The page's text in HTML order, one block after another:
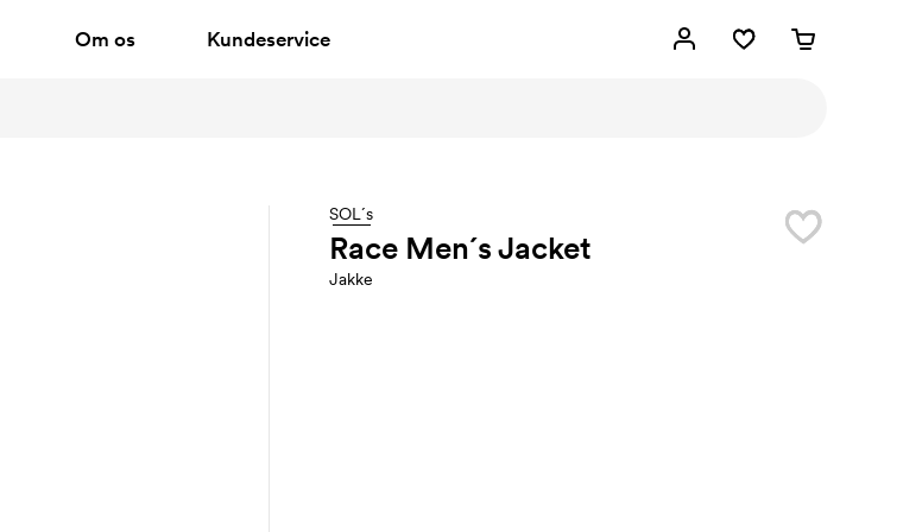
Om os Kundeservice
SOL´s
Race Men´s Jacket
Jakke